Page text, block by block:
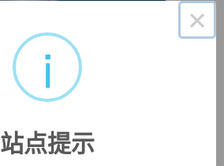
1/ 3
×
i
站点提示